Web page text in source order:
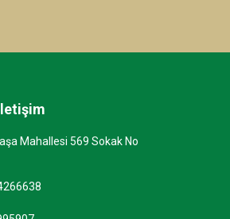
Mahallesi 569 Sokak No